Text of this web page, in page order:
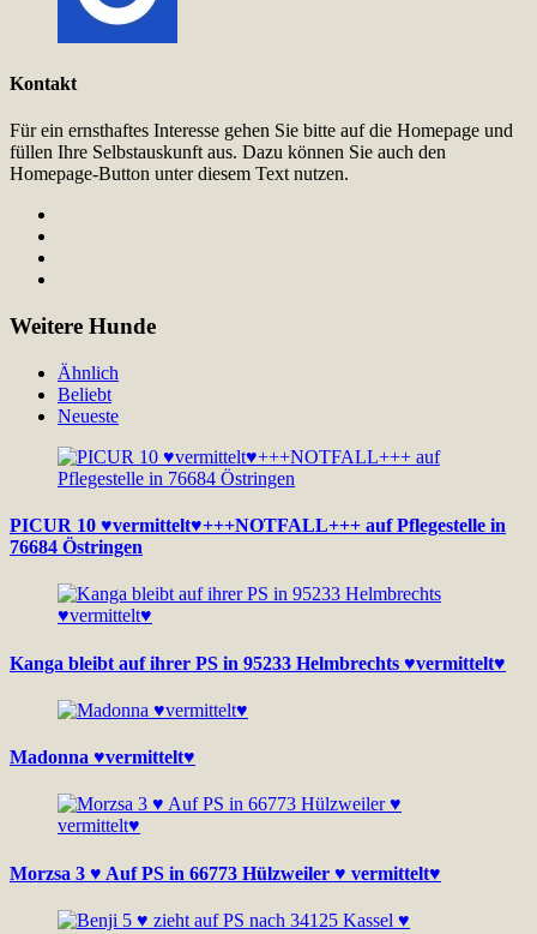
Kontakt
Für ein ernsthaftes Interesse gehen Sie bitte auf die Homepage und
füllen Ihre Selbstauskunft aus. Dazu können Sie auch den
Homepage-Button unter diesem Text nutzen.
Weitere Hunde
Ähnlich
Beliebt
Neueste
PICUR 10 ♥vermittelt♥+++NOTFALL+++ auf Pflegestelle in
76684 Östringen
Kanga bleibt auf ihrer PS in 95233 Helmbrechts ♥vermittelt♥
Madonna ♥vermittelt♥
Morzsa 3 ♥ Auf PS in 66773 Hülzweiler ♥ vermittelt♥